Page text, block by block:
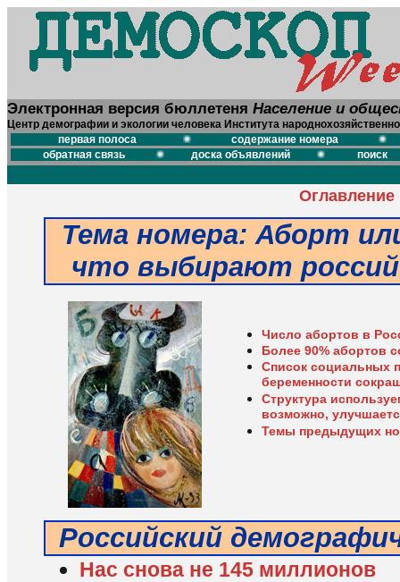
Электронная версия бюллетеня Население и
Центр демографии и экологии человека Института
первая полоса
содержание номера
обратная связь
доска объявлений поиск
Оглавление
Тема номера: Аборт
что выбирают
Число абортов в
Более 90% абортов
Список социальных
беременности
Структура
возможно,
Темы предыдущих
Российский
Нас снова не 145 миллионов